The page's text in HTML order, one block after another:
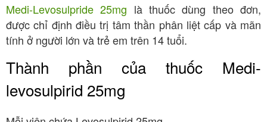
Medi-Levosulpride 25mg là thuốc dùng theo đơn,
được chỉ định điều trị tâm thần phân liệt cấp và mãn
tính ở người lớn và trẻ em trên 14 tuổi.
Thành phần của thuốc Medi-
levosulpirid 25mg